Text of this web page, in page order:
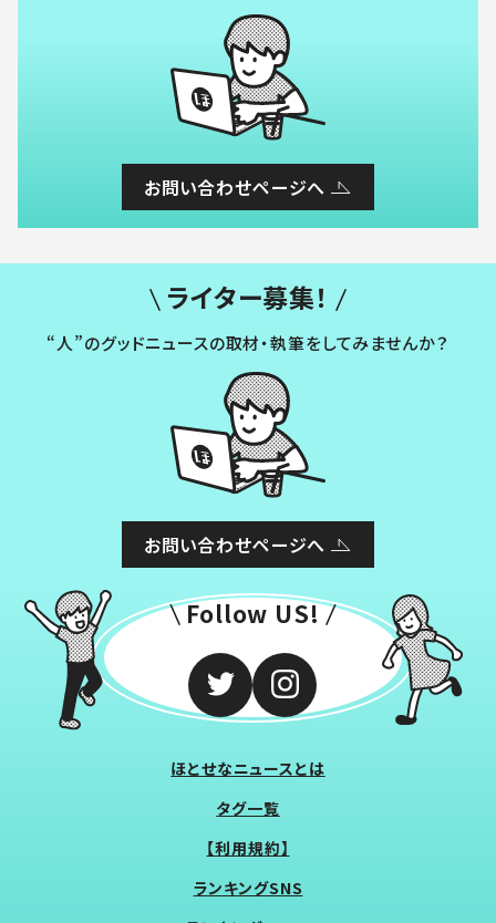
お問い合わせページへ
ライター募集！
“人”のグッドニュースの取材・執筆をしてみませんか？
お問い合わせページへ
Follow US!
ほとせなニュースとは
タグ一覧
【利用規約】
ランキングSNS